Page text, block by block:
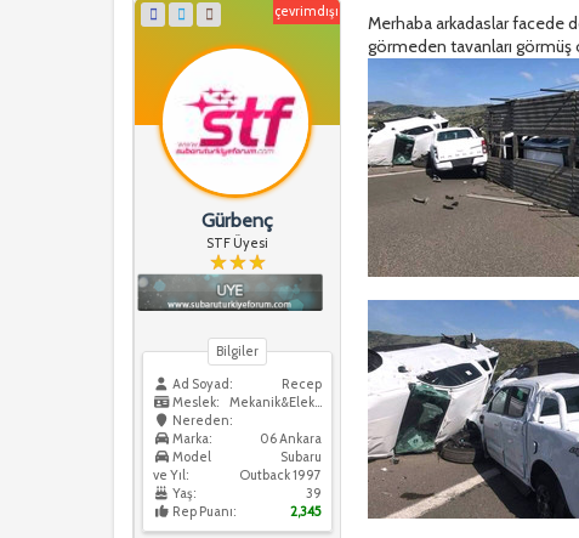
çevrimdışı
Gürbenç
STF Üyesi
Bilgiler
Ad Soyad:
Recep
Meslek:
Mekanik&Elektrik
Nereden:
06 Ankara
Marka:
Subaru
Model
ve Yıl:
Outback 1997
Yaş:
39
Rep Puanı:
2,345
Merhaba arkadaslar facede
görmeden tavanları görmüş